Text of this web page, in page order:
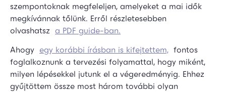
szempontoknak megfeleljen, amelyeket a mai idők
megkívánnak tőlünk. Erről részletesebben
olvashatsz a PDF guide-ban.
Ahogy egy korábbi írásban is kifejtettem, fontos
foglalkoznunk a tervezési folyamattal, hogy miként,
milyen lépésekkel jutunk el a végeredményig. Ehhez
gyűjtöttem össze most három további olyan